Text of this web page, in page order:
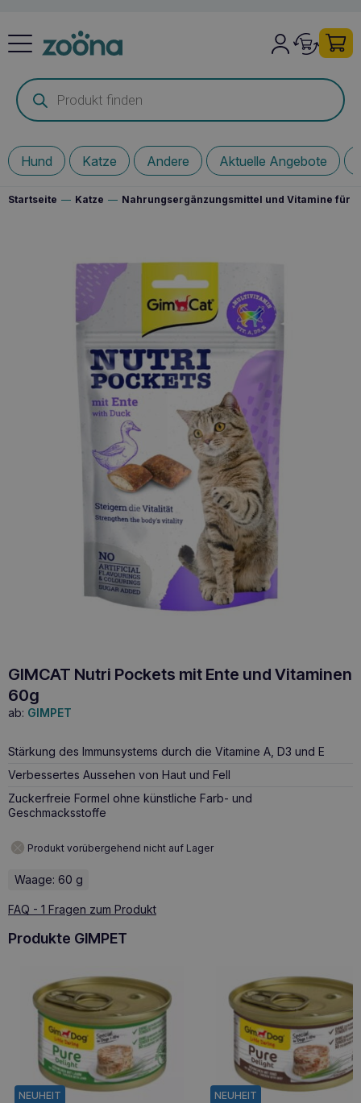
Products
search
Hund Katze Andere Aktuelle Angebote
Startseite — Katze — Nahrungsergänzungsmittel und Vitamine für
GIMCAT Nutri Pockets mit Ente und Vitaminen
60g
ab: GIMPET
Stärkung des Immunsystems durch die Vitamine A, D3 und E
Verbessertes Aussehen von Haut und Fell
Zuckerfreie Formel ohne künstliche Farb- und
Geschmacksstoffe
Produkt vorübergehend nicht auf Lager
Waage: 60 g
FAQ - 1 Fragen zum Produkt
Produkte GIMPET
NEUHEIT NEUHEIT